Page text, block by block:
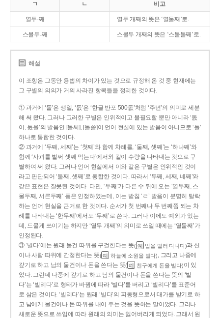
ㄱ ㄴ 비고
열두-째 열두 개째의 뜻은 ‘열둘째’로.
스물두-째 스물두 개째의 뜻은 ‘스물둘째’로.
해설
이 조항은 그동안 용법의 차이가 있는 것으로 규정해 온 것 중 현재에는
그 구별의 의의가 거의 사라진 항목들을 정리한 것이다.
① 과거에 ‘돌’은 생일, ‘돐’은 ‘한글 반포 500돐’처럼 ‘주년’의 의미로 세분
해 써 왔다. 그러나 그러한 구별은 인위적이고 불필요할 뿐만 아니라 ‘돐
이, 돐을’의 발음인 [돌씨], [돌쓸]이 언어 현실에 있는 발음이 아니므로 ‘돌’
하나로 통합한 것이다.
② 과거에 ‘두째, 세째’는 ‘첫째’와 함께 차례를, ‘둘째, 셋째’는 ‘하나째’와
함께 ‘사과를 벌써 셋째 먹는다’에서와 같이 수량을 나타내는 것으로 구
별하여 써 왔다. 그러나 언어 현실에서 이와 같은 구별은 인위적인 것이
라고 판단되어 ‘둘째, 셋째’로 통합한 것이다. 따라서 ‘두째, 세째, 네째’와
같은 표현은 잘못된 것이다. 다만, ‘두째’가 다른 수 뒤에 오는 ‘열두째, 스
물두째, 서른두째’ 등은 인정하였는데, 이는 받침 ‘ㄹ’ 발음이 분명히 탈락
하는 언어 현실을 근거로 한 것이다. 순서가 첫 번째나 두 번째쯤 되는 차
례를 나타내는 ‘한두째’에서도 ‘두째’로 쓴다. 그러나 이에도 예외가 있는
데, 드물게 쓰이기는 하지만 ‘열두 개째’의 의미로 쓰일 때에는 ‘열둘째’가
인정된다.
③ ‘빌다’에는 원래 물건 따위를 구걸한다는 뜻( 예 밥을 빌러 다니다)과 신
이나 사람 따위에 간청한다는 뜻( 예 하늘에 소원을 빌다), 그리고 나중에
갚기로 하고 남의 물건이나 돈을 쓴다는 뜻( 예 친구에게 돈을 빌다)이 있
었다. 그런데 나중에 갚기로 하고 남의 물건이나 돈을 쓴다는 뜻의 ‘빌
다’는 ‘빌리다’로 형태가 바뀜에 따라 ‘빌다’를 버리고 ‘빌리다’를 표준어
로 삼은 것이다. ‘빌리다’는 원래 ‘빌다’의 피동형으로서 대가를 받기로 하
고 남에게 물건이나 돈 따위를 내어 주는 것을 뜻하는 말이었다. 그러나
새로운 뜻으로 쓰임에 따라 원래의 의미는 잃어버리게 되었다. 그래서 원